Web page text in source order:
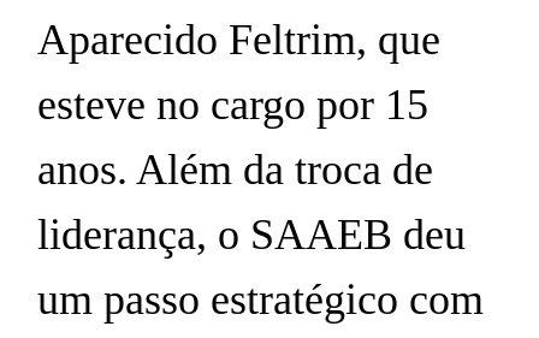
Aparecido Feltrim, que
esteve no cargo por 15
anos. Além da troca de
liderança, o SAAEB deu
um passo estratégico com